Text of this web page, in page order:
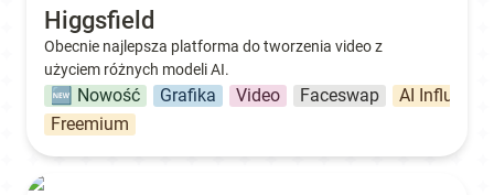
Higgsfield
Obecnie najlepsza platforma do tworzenia video z
użyciem różnych modeli AI.
🆕 Nowość Grafika Video Faceswap
AI
Freemium
Creatify